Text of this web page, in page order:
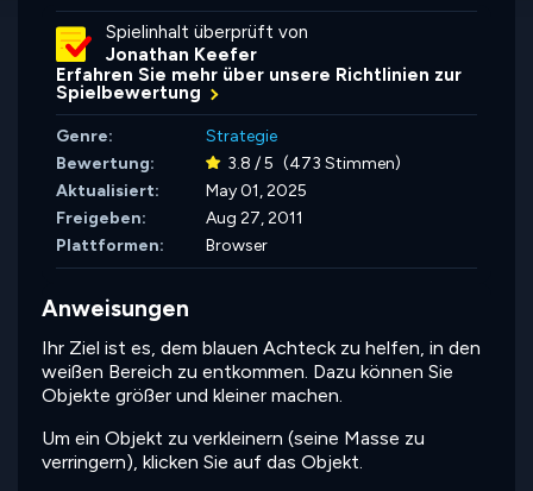
Spielinhalt überprüft von
Jonathan Keefer
Erfahren Sie mehr über unsere Richtlinien zur
Spielbewertung
Genre:
Strategie
Bewertung:
3.8 / 5 (473 Stimmen)
Aktualisiert:
May 01, 2025
Freigeben:
Aug 27, 2011
Plattformen:
Browser
Anweisungen
Ihr Ziel ist es, dem blauen Achteck zu helfen, in den
weißen Bereich zu entkommen. Dazu können Sie
Objekte größer und kleiner machen.
Um ein Objekt zu verkleinern (seine Masse zu
verringern), klicken Sie auf das Objekt.